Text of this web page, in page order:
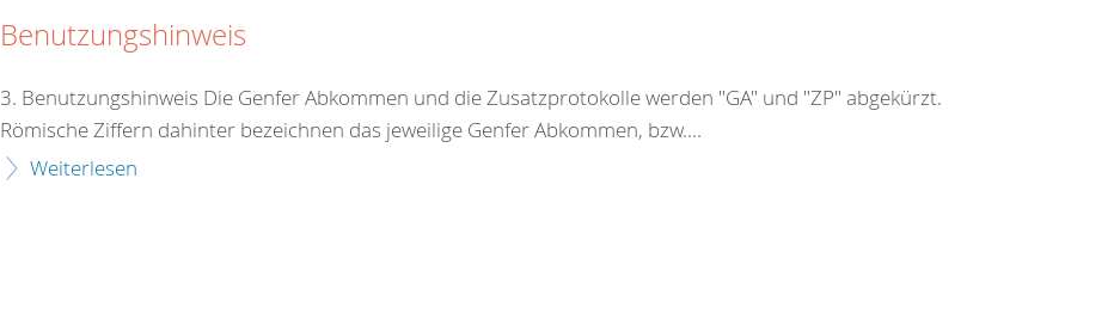
Benutzungshinweis
3. Benutzungshinweis Die Genfer Abkommen und die Zusatzprotokolle werden "GA" und "ZP" abgekürzt.
Römische Ziffern dahinter bezeichnen das jeweilige Genfer Abkommen, bzw....
Weiterlesen